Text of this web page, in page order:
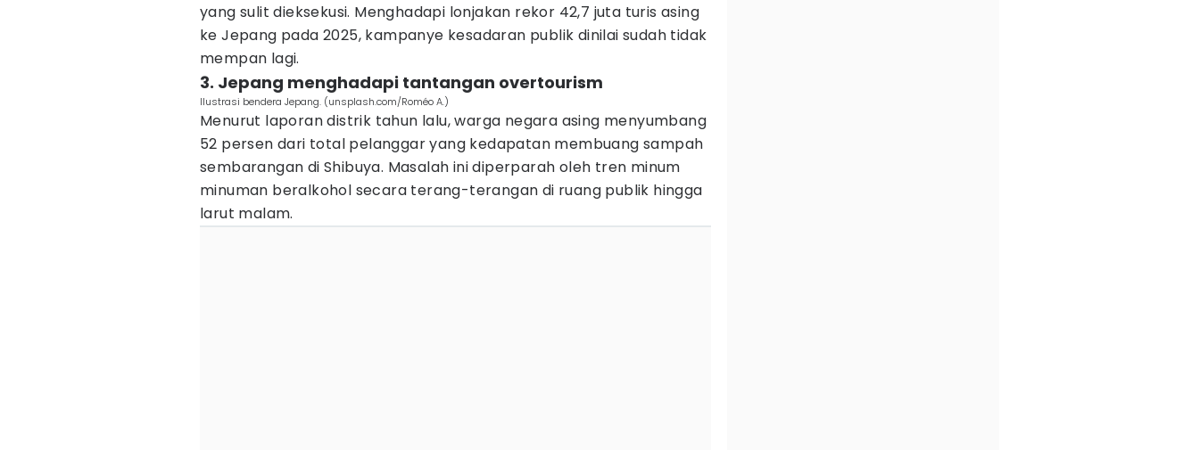
yang sulit dieksekusi. Menghadapi lonjakan rekor 42,7 juta turis asing
ke Jepang pada 2025, kampanye kesadaran publik dinilai sudah tidak
mempan lagi.
3. Jepang menghadapi tantangan overtourism
Ilustrasi bendera Jepang. (unsplash.com/Roméo A.)
Menurut laporan distrik tahun lalu, warga negara asing menyumbang
52 persen dari total pelanggar yang kedapatan membuang sampah
sembarangan di Shibuya. Masalah ini diperparah oleh tren minum
minuman beralkohol secara terang-terangan di ruang publik hingga
larut malam.